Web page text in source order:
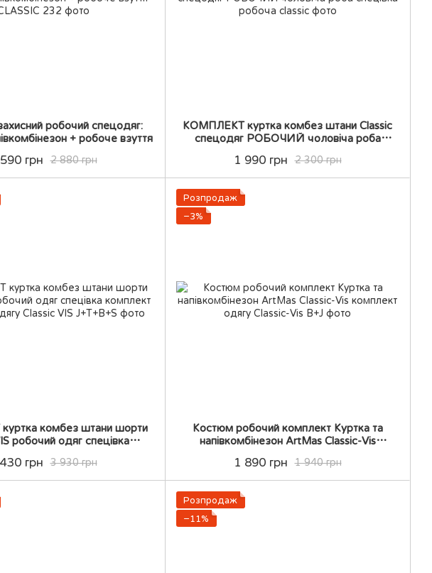
робочий спецодяг:
+ робоче взуття
2 880 грн
грн
КОМПЛЕКТ куртка комбез штани Classic
спецодяг РОБОЧИЙ чоловіча роба
2 300 грн
1 990 грн
комбез штани шорти
робочий одяг спецівка
3 930 грн
грн
Розпродаж
−3%
Костюм робочий комплект Куртка та
напівкомбінезон ArtMas Classic-Vis
1 940 грн
1 890 грн
Розпродаж
−11%